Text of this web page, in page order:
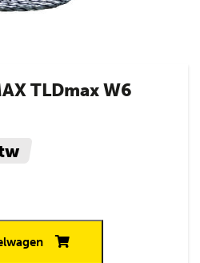
TLDmax W6